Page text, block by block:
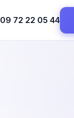
09 72 22 05 44